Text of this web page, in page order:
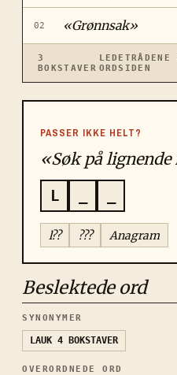
02 «Grønnsak»
3
BOKSTAVER ORDSIDEN
PASSER IKKE HELT?
«Søk på
L
l?? ??? Anagram
Beslektede ord
SYNONYMER
LAUK 4 BOKSTAVER
OVERORDNEDE ORD